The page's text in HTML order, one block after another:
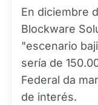
En diciembre
Blockware
"escenario
sería de
Federal da
de interés.